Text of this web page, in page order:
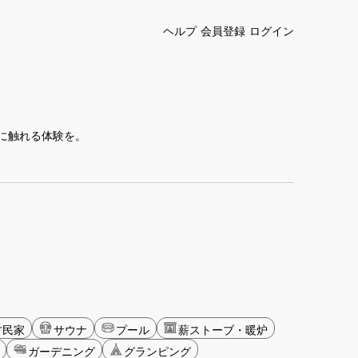
ヘルプ 会員登録 ログイン
れる体験を。
家 サウナ プール
薪ストーブ・暖炉
ガーデニング
グランピング